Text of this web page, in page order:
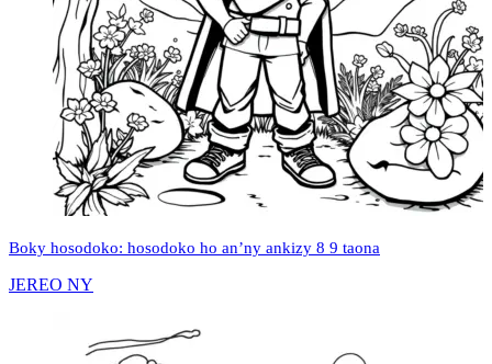
Boky hosodoko: hosodoko ho an’ny ankizy 8 9 taona
JEREO NY